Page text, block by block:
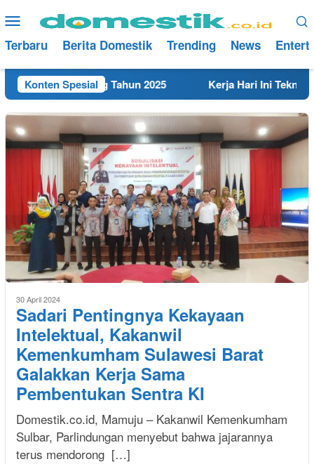
ke
konten
Menu
Mobile
Terbaru Berita Domestik Trending News
Konten Spesial
di Rembang Tahun 2025 Kerja Hari Ini Teknisi/
30 April 2024
Sadari Pentingnya Kekayaan
Intelektual, Kakanwil
Kemenkumham Sulawesi Barat
Galakkan Kerja Sama
Pembentukan Sentra KI
Domestik.co.id, Mamuju – Kakanwil Kemenkumham
Sulbar, Parlindungan menyebut bahwa jajarannya
terus mendorong […]